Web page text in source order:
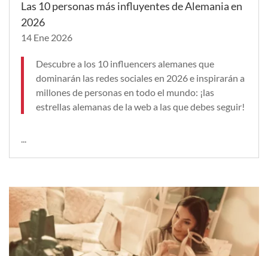
Las 10 personas más influyentes de Alemania en
2026
14 Ene 2026
Descubre a los 10 influencers alemanes que
dominarán las redes sociales en 2026 e inspirarán a
millones de personas en todo el mundo: ¡las
estrellas alemanas de la web a las que debes seguir!
...